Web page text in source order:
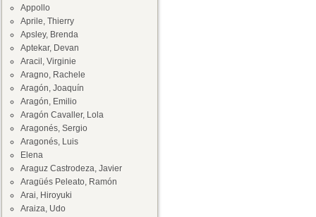
Appollo
Aprile, Thierry
Apsley, Brenda
Aptekar, Devan
Aracil, Virginie
Aragno, Rachele
Aragón, Joaquín
Aragón, Emilio
Aragón Cavaller, Lola
Aragonés, Sergio
Aragonés, Luis
Elena
Araguz Castrodeza, Javier
Aragüés Peleato, Ramón
Arai, Hiroyuki
Araiza, Udo